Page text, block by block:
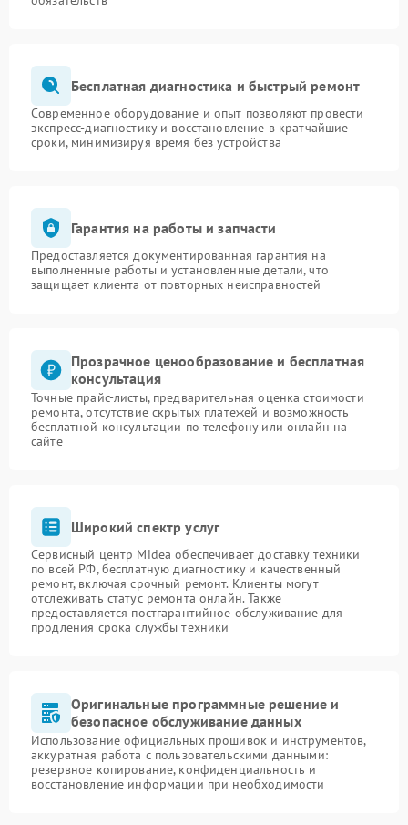
Бесплатная диагностика и быстрый ремонт
Современное оборудование и опыт позволяют провести
экспресс-диагностику и восстановление в кратчайшие
сроки, минимизируя время без устройства
Гарантия на работы и запчасти
Предоставляется документированная гарантия на
выполненные работы и установленные детали, что
защищает клиента от повторных неисправностей
Прозрачное ценообразование и бесплатная
консультация
Точные прайс-листы, предварительная оценка стоимости
ремонта, отсутствие скрытых платежей и возможность
бесплатной консультации по телефону или онлайн на
сайте
Широкий спектр услуг
Сервисный центр Midea обеспечивает доставку техники
по всей РФ, бесплатную диагностику и качественный
ремонт, включая срочный ремонт. Клиенты могут
отслеживать статус ремонта онлайн. Также
предоставляется постгарантийное обслуживание для
продления срока службы техники
Оригинальные программные решение и
безопасное обслуживание данных
Использование официальных прошивок и инструментов,
аккуратная работа с пользовательскими данными:
резервное копирование, конфиденциальность и
восстановление информации при необходимости